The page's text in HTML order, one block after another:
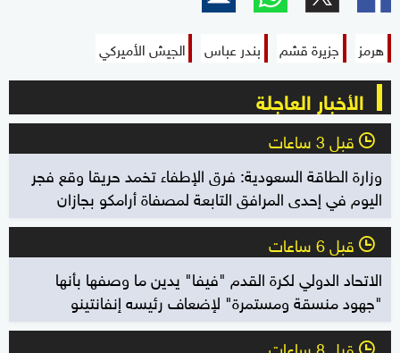
هرمز جزيرة قشم بندر عباس الجيش الأميركي
الأخبار العاجلة
l قبل 3 ساعات
وزارة الطاقة السعودية: فرق الإطفاء تخمد حريقا وقع فجر
اليوم في إحدى المرافق التابعة لمصفاة أرامكو بجازان
l قبل 6 ساعات
الاتحاد الدولي لكرة القدم "فيفا" يدين ما وصفها بأنها
"جهود منسقة ومستمرة" لإضعاف رئيسه إنفانتينو
l